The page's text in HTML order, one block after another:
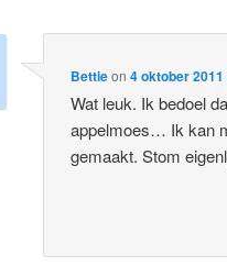
Bettieon4 oktober
Wat leuk. Ik bedoel
appelmoes… Ik kan
gemaakt. Stom